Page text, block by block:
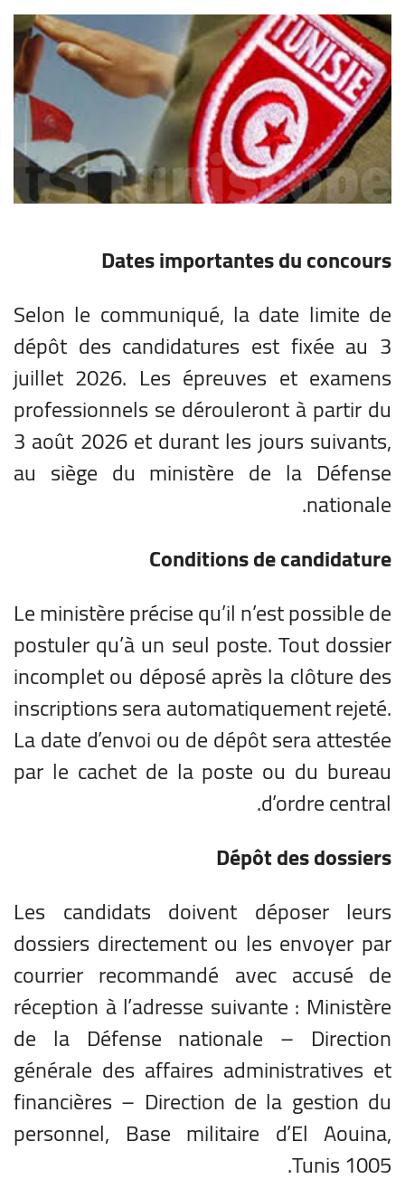
Dates importantes du concours
Selon le communiqué, la date limite de
dépôt des candidatures est fixée au 3
juillet 2026. Les épreuves et examens
professionnels se dérouleront à partir du
3 août 2026 et durant les jours suivants,
au siège du ministère de la Défense
nationale.
Conditions de candidature
Le ministère précise qu’il n’est possible de
postuler qu’à un seul poste. Tout dossier
incomplet ou déposé après la clôture des
inscriptions sera automatiquement rejeté.
La date d’envoi ou de dépôt sera attestée
par le cachet de la poste ou du bureau
d’ordre central.
Dépôt des dossiers
Les candidats doivent déposer leurs
dossiers directement ou les envoyer par
courrier recommandé avec accusé de
réception à l’adresse suivante : Ministère
de la Défense nationale – Direction
générale des affaires administratives et
financières – Direction de la gestion du
personnel, Base militaire d’El Aouina,
Tunis 1005.